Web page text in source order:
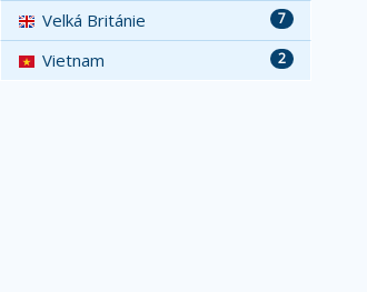
7
Velká Británie
2
Vietnam